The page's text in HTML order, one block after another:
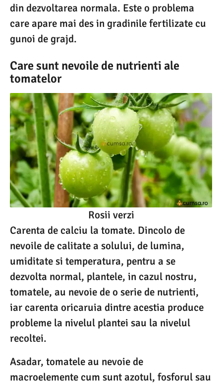
din dezvoltarea normala. Este o problema
care apare mai des in gradinile fertilizate cu
gunoi de grajd.
Care sunt nevoile de nutrienti ale
tomatelor
Rosii verzi
Carenta de calciu la tomate. Dincolo de
nevoile de calitate a solului, de lumina,
umiditate si temperatura, pentru a se
dezvolta normal, plantele, in cazul nostru,
tomatele, au nevoie de o serie de nutrienti,
iar carenta oricaruia dintre acestia produce
probleme la nivelul plantei sau la nivelul
recoltei.
Asadar, tomatele au nevoie de
macroelemente cum sunt azotul, fosforul sau